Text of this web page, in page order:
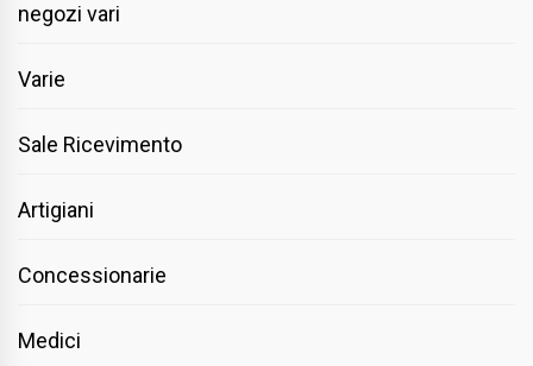
negozi vari
Varie
Sale Ricevimento
Artigiani
Concessionarie
Medici